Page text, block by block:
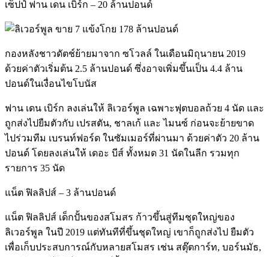
เซ็ปป์ ฟาน เดน เบิร์ก – 20 ล้านปอนด์
กองหลังชาวดัตช์ย้ายมาจาก ซโวลล์ ในเดือนมิถุนายน 2019
ด้วยค่าตัวเริ่มต้น 2.5 ล้านปอนด์ ซึ่งอาจเพิ่มขึ้นเป็น 4.4 ล้าน
ปอนด์ในเงื่อนไขโบนัส
ฟาน เดน เบิร์ก ลงเล่นให้ ลิเวอร์พูล เฉพาะฟุตบอลถ้วย 4 นัด และ
ถูกส่งไปยืมตัวกับ เปรสตัน, ชาลเก้ และ ไมนซ์ ก่อนจะย้ายขาด
ไปร่วมทีม เบรนท์ฟอร์ด ในซัมเมอร์ที่ผ่านมา ด้วยค่าตัว 20 ล้าน
ปอนด์ โดยลงเล่นให้ เดอะ บีส์ ทั้งหมด 31 นัดในลีก รวมทุก
รายการ 35 นัด
แน็ต ฟิลลิปส์ – 3 ล้านปอนด์
แน็ต ฟิลลิปส์ เด็กปั้นของสโมสร ก้าวขึ้นสู่ทีมชุดใหญ่ของ
ลิเวอร์พูล ในปี 2019 แต่ทันทีที่ขึ้นชุดใหญ่ เขาก็ถูกส่งไป ยืมตัว
เพื่อเก็บประสบการณ์กับหลายสโมสร เช่น สตุ๊ตการ์ท, บอร์นมัธ,